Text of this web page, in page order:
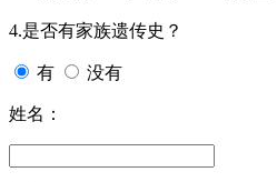
4.是否有家族遗传史？
有 没有
姓名：